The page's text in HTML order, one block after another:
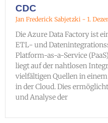
CDC
Jan Frederick Sabjetzki 1.
Die Azure Data Factory ist
ETL- und
Platform-as-a-Service
liegt auf der nahtlosen
vielfältigen Quellen in
in der Cloud. Dies
und Analyse der